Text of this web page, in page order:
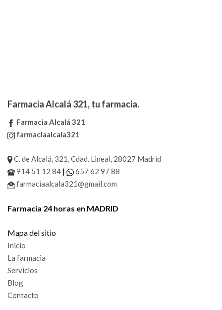
Farmacia Alcalá 321, tu farmacia.
Farmacia Alcalá 321
farmaciaalcala321
C. de Alcalá, 321, Cdad. Lineal, 28027 Madrid
914 51 12 84 |
657 62 97 88
farmaciaalcala321@gmail.com
Farmacia 24 horas en MADRID
Mapa del sitio
Inicio
La farmacia
Servicios
Blog
Contacto